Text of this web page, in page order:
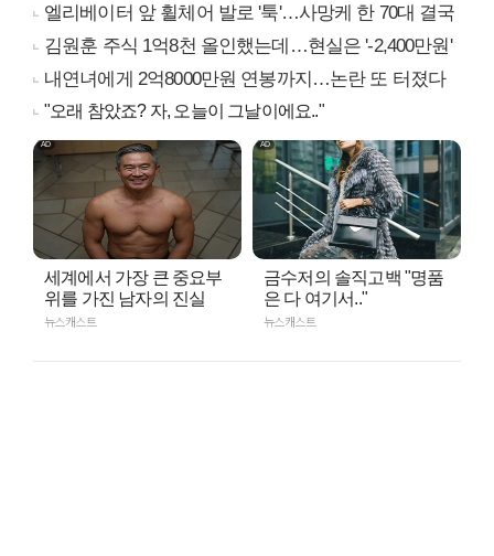
엘리베이터 앞 휠체어 발로 '툭'…사망케 한 70대 결국
김원훈 주식 1억8천 올인했는데…현실은 '-2,400만원'
내연녀에게 2억8000만원 연봉까지…논란 또 터졌다
"오래 참았죠? 자, 오늘이 그날이에요.."
세계에서 가장 큰 중요부
위를 가진 남자의 진실
뉴스캐스트
금수저의 솔직고백 "명품
은 다 여기서.."
뉴스캐스트